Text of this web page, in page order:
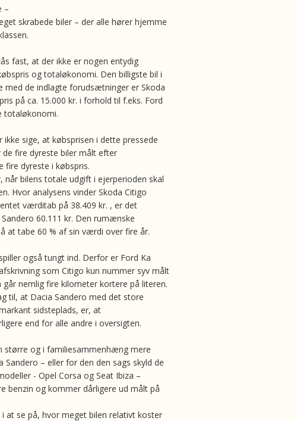
–
skrabede biler – der alle hører hjemme
fast, at der ikke er nogen entydig
og totaløkonomi. Den billigste bil i
med de indlagte forudsætninger er Skoda
på ca. 15.000 kr. i forhold til f.eks. Ford
totaløkonomi.
ikke sige, at købsprisen i dette pressede
fire dyreste biler målt efter
fire dyreste i købspris.
bilens totale udgift i ejerperioden skal
Hvor analysens vinder Skoda Citigo
værditab på 38.409 kr. , er det
60.111 kr. Den rumænske
at tabe 60 % af sin værdi over fire år.
også tungt ind. Derfor er Ford Ka
som Citigo kun nummer syv målt
nemlig fire kilometer kortere på literen.
til, at Dacia Sandero med det store
sidsteplads, er, at
end for alle andre i oversigten.
større og i familiesammenhæng mere
Sandero – eller for den den sags skyld de
- Opel Corsa og Seat Ibiza –
benzin og kommer dårligere ud målt på
at se på, hvor meget bilen relativt koster